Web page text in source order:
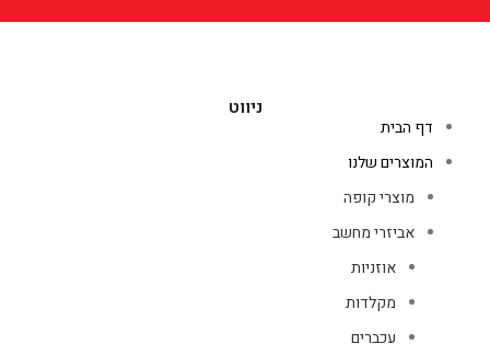
ניווט
דף הבית
המוצרים שלנו
מוצרי קופה
אביזרי מחשב
אוזניות
מקלדות
עכברים